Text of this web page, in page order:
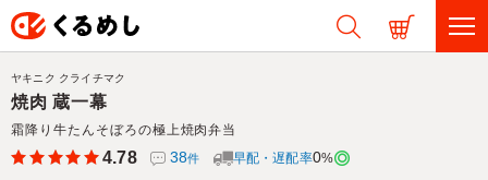
焼肉 蔵一幕
霜降り牛たんそぼろの極上焼肉弁当
ヤキニク クライチマク
4.78 38件 早配・遅配率0%